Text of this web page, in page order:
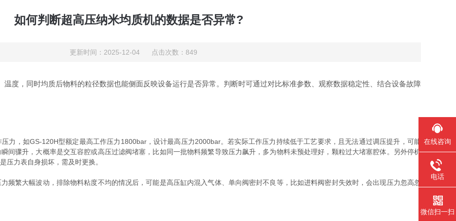
如何判断超高压纳米均质机的数据是否异常?
更新时间：2025-12-04 点击次数：849
度，同时均质后物料的粒径数据也能侧面反映设备运行是否异常。判断时可通过对比标准参数、观察数据稳定性、结合设备故障
力，如GS-120H型额定最高工作压力1800bar，设计最高压力2000bar。若实际工作压力持续低于工艺要求，且无法通过调压提升，可能
间骤升，大概率是交互容腔或高压过滤阀堵塞，比如同一批物料频繁导致压力飙升，多为物料未预处理好，颗粒过大堵塞腔体。另外停机
压力表自身损坏，需及时更换。
频繁大幅波动，排除物料粘度不均的情况后，可能是高压缸内混入气体、单向阀密封不良等，比如进料阀密封失效时，会出现压力忽高忽
在线咨询
电话
微信扫一扫